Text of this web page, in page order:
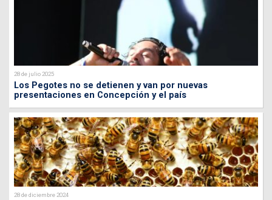
28 de julio 2025
Los Pegotes no se detienen y van por nuevas
presentaciones en Concepción y el país
28 de diciembre 2024